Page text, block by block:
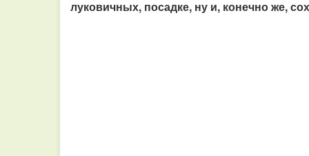
луковичных, посадке, ну и, конечно же,